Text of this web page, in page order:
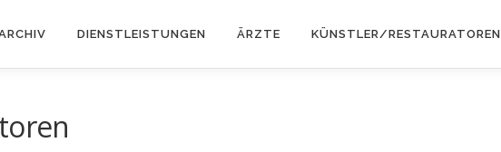
DIENSTLEISTUNGEN ÄRZTE KÜNSTLER/RESTAURATOREN